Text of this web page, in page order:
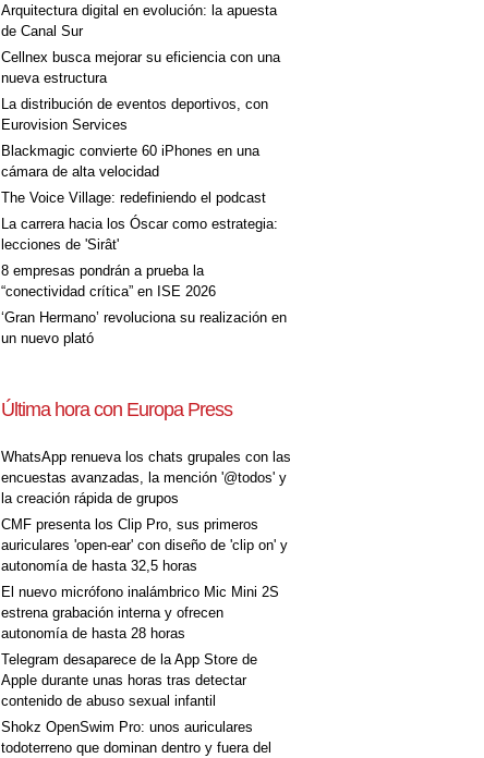
Arquitectura digital en evolución: la apuesta
de Canal Sur
Cellnex busca mejorar su eficiencia con una
nueva estructura
La distribución de eventos deportivos, con
Eurovision Services
Blackmagic convierte 60 iPhones en una
cámara de alta velocidad
The Voice Village: redefiniendo el podcast
La carrera hacia los Óscar como estrategia:
lecciones de 'Sirât'
8 empresas pondrán a prueba la
“conectividad crítica” en ISE 2026
‘Gran Hermano’ revoluciona su realización en
un nuevo plató
Última hora con Europa Press
WhatsApp renueva los chats grupales con las
encuestas avanzadas, la mención '@todos' y
la creación rápida de grupos
CMF presenta los Clip Pro, sus primeros
auriculares 'open-ear' con diseño de 'clip on' y
autonomía de hasta 32,5 horas
El nuevo micrófono inalámbrico Mic Mini 2S
estrena grabación interna y ofrecen
autonomía de hasta 28 horas
Telegram desaparece de la App Store de
Apple durante unas horas tras detectar
contenido de abuso sexual infantil
Shokz OpenSwim Pro: unos auriculares
todoterreno que dominan dentro y fuera del